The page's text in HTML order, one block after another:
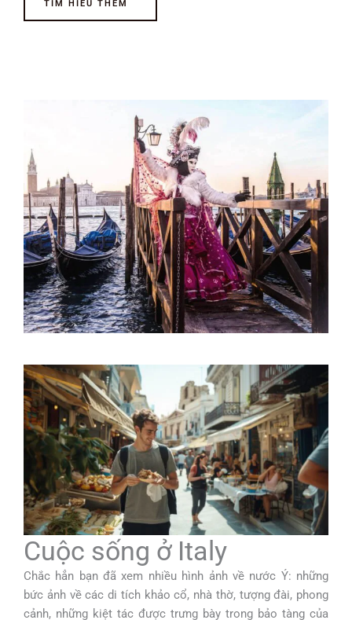
TÌM HIỂU THÊM
Cuộc sống ở Italy
Chắc hẳn bạn đã xem nhiều hình ảnh về nước Ý: những
bức ảnh về các di tích khảo cổ, nhà thờ, tượng đài, phong
cảnh, những kiệt tác được trưng bày trong bảo tàng của